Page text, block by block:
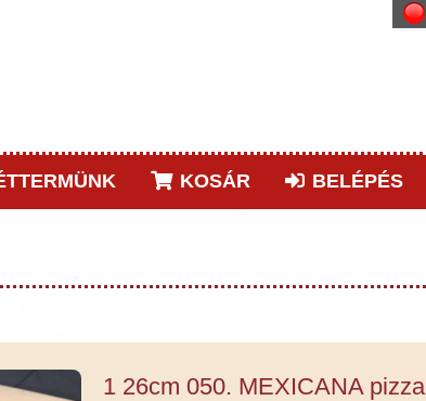
KOSÁR BELÉPÉS
1 26cm 050. MEXICANA pizza